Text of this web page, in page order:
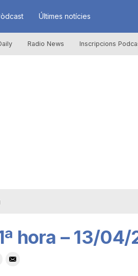
Últimes notícies
Radio News Inscripcions
hora – 13/